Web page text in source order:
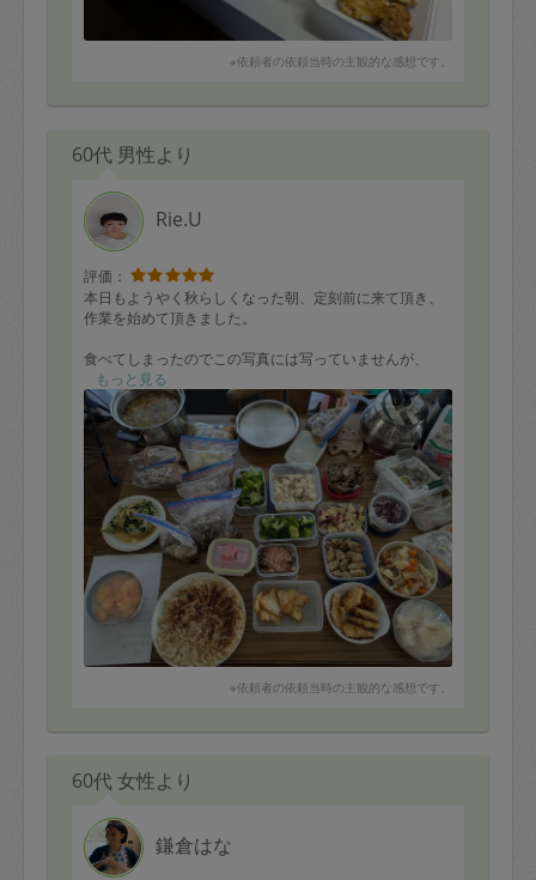
※依頼者の依頼当時の主観的な感想です。
60代 男性より
Rie.U
評価：
本日もようやく秋らしくなった朝、定刻前に来て頂き、
作業を始めて頂きました。
食べてしまったのでこの写真には写っていませんが、
サンマを焼いて大根おろしと共に供して頂き、子供が
「サンマって、焼き立てがやっぱりおいしいね」と
感動していました。ありがとうございます。
こんなに充実した作り置きを(ジップロックは9品)今回も
作って頂き、助かります。
お鍋やコンロなども念入りに掃除して綺麗にして頂き、
ありがとうございました。
プラスチック容器を別にして袋に入れて行ってくださる
のですが、
水をもう少しよく切って入れて頂けると助かります。
もっと見る
※依頼者の依頼当時の主観的な感想です。
60代 女性より
鎌倉はな